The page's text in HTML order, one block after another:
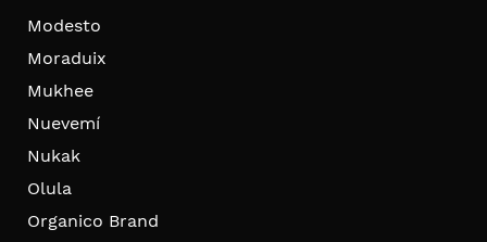
Modesto
Moraduix
Mukhee
Nuevemí
Nukak
Olula
Organico Brand